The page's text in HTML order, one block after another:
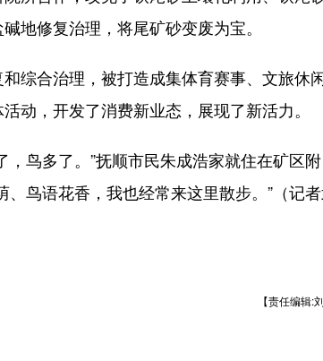
地修复治理，将尾矿砂变废为宝。
合治理，被打造成集体育赛事、文旅休
动，开发了消费新业态，展现了新活力。
鸟多了。”抚顺市民朱成浩家就住在矿区附
鸟语花香，我也经常来这里散步。”（记
【责任编辑: